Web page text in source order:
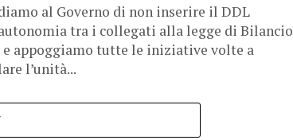
al Governo di non inserire il DDL
tra i collegati alla legge di Bilancio
e appoggiamo tutte le iniziative volte a
l’unità...